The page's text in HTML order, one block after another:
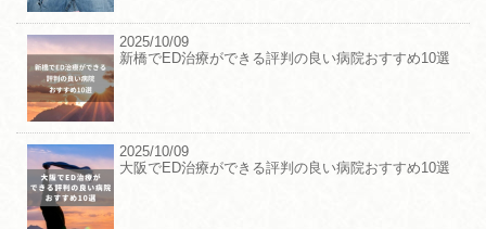
2025/10/09
新橋でED治療ができる評判の良い病院おすすめ10選
2025/10/09
大阪でED治療ができる評判の良い病院おすすめ10選